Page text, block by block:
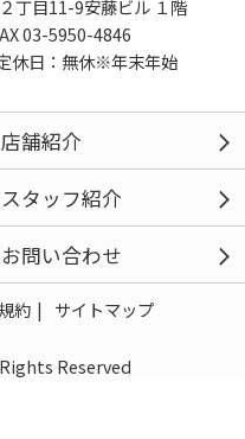
丁目11-9安藤ビル １階
03-5950-4846
休日：無休※年末年始
店舗紹介
スタッフ紹介
お問い合わせ
約 サイトマップ
Reserved